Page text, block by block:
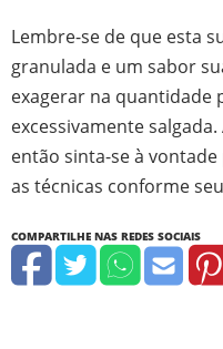
Lembre-se de que esta
granulada e um sabor
exagerar na quantidade
excessivamente
então sinta-se à
as técnicas conforme